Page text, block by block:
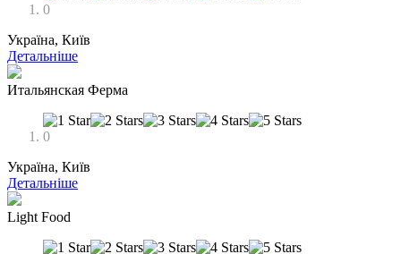
0
Україна, Київ
Детальніше
Итальянская Ферма
0
Україна, Київ
Детальніше
Light Food